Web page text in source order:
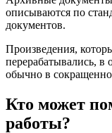
описываются по
документов.
Произведения,
перерабатывались, в
обычно в
Кто может
работы?